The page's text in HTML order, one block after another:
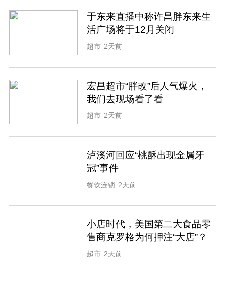
于东来直播中称许昌胖东来生
活广场将于12月关闭
超市 2天前
宏昌超市“胖改”后人气爆火，
我们去现场看了看
超市 2天前
泸溪河回应“桃酥出现金属牙
冠”事件
餐饮连锁 2天前
小店时代，美国第二大食品零
售商克罗格为何押注“大店”？
超市 2天前